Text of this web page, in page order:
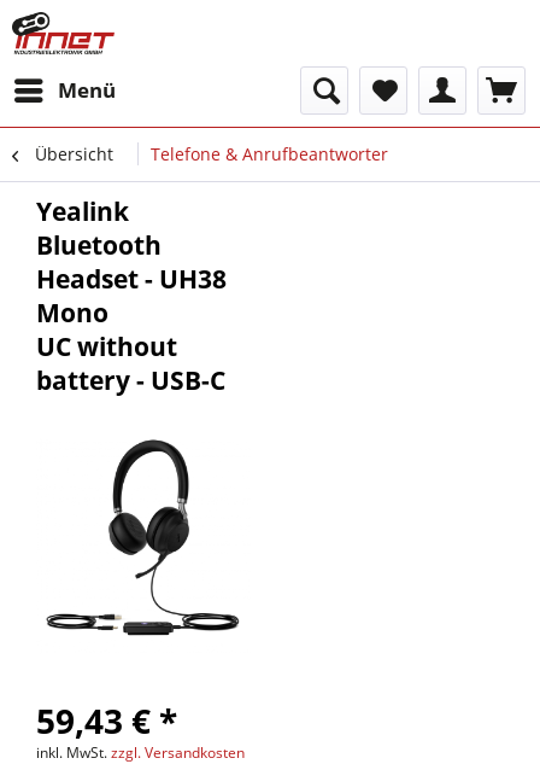
Menü
Übersicht Telefone & Anrufbeantworter
Yealink
Bluetooth
Headset - UH38
Mono
UC without
battery - USB-C
59,43 € *
inkl. MwSt.zzgl. Versandkosten